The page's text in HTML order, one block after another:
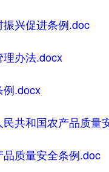
振兴促进条例.doc
理办法.docx
例.docx
民共和国农产品质量
品质量安全条例.doc